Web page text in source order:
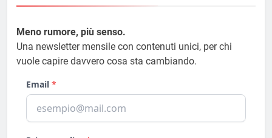
Meno rumore, più senso.
Una newsletter mensile con contenuti unici, per chi
vuole capire davvero cosa sta cambiando.